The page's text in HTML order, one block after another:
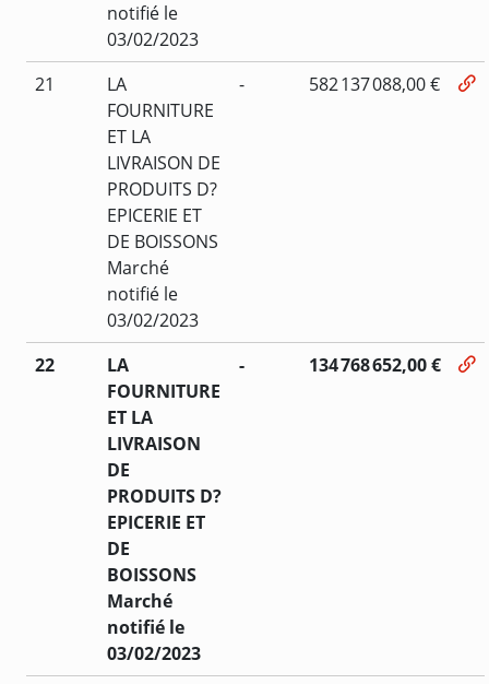
notifié le
03/02/2023
21
LA
FOURNITURE
ET LA
LIVRAISON DE
PRODUITS D?
EPICERIE ET
DE BOISSONS
Marché
notifié le
03/02/2023
- 582 137 088,00 €
22
LA
FOURNITURE
ET LA
LIVRAISON
DE
PRODUITS D?
EPICERIE ET
DE
BOISSONS
Marché
notifié le
03/02/2023
- 134 768 652,00 €